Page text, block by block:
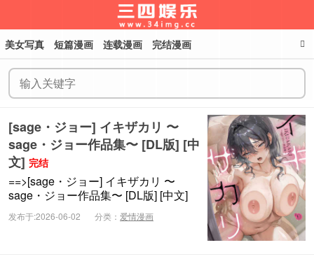
美女写真 短篇漫画 连载漫画 完结漫画
[sage・ジョー] イキザカリ 〜
sage・ジョー作品集〜 [DL版] [中
文] 完结
==>[sage・ジョー] イキザカリ 〜
sage・ジョー作品集〜 [DL版] [中文]
发布于:2026-06-02 分类： 爱情漫画